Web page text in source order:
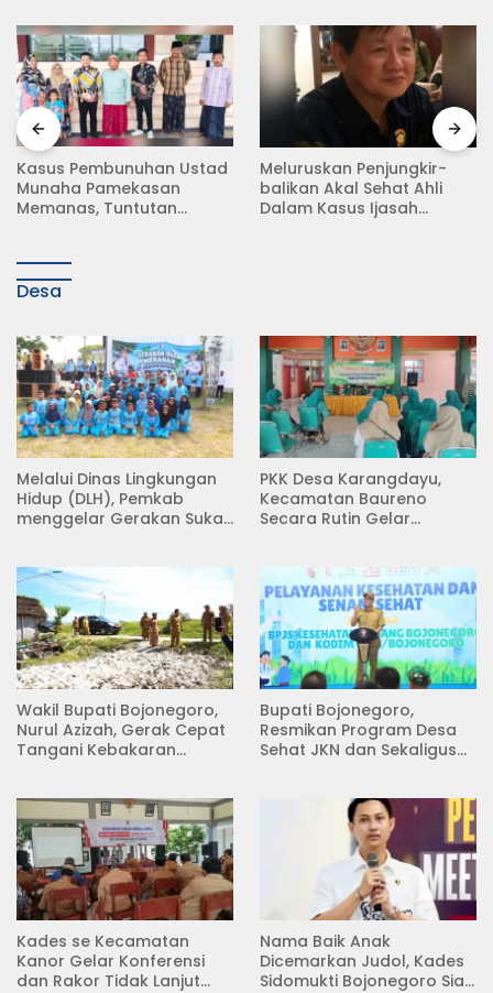
Ustad
Meluruskan Penjungkir-
balikan Akal Sehat Ahli
Dalam Kasus Ijasah
Rampas
Surat
Debt
Desa
Melalui Dinas Lingkungan
Hidup (DLH), Pemkab
menggelar Gerakan Suka
PKK Desa Karangdayu,
Kecamatan Baureno
Secara Rutin Gelar
Wakil Bupati Bojonegoro,
Nurul Azizah, Gerak Cepat
Tangani Kebakaran
Bupati Bojonegoro,
Resmikan Program Desa
Sehat JKN dan Sekaligus
Kades se Kecamatan
Kanor Gelar Konferensi
dan Rakor Tidak Lanjut
Nama Baik Anak
Dicemarkan Judol, Kades
Sidomukti Bojonegoro Siap